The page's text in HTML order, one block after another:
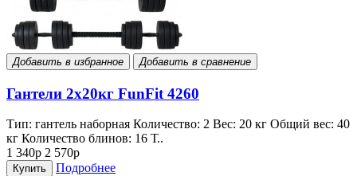
Добавить в избранное Добавить в сравнение
Гантели 2x20кг FunFit 4260
Тип: гантель наборная Количество: 2 Вес: 20 кг Общий вес: 40
кг Количество блинов: 16 Т..
1 340р 2 570р
Купить
Подробнее